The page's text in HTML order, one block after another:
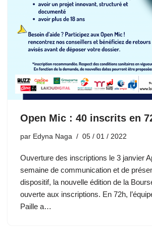
Open Mic : 40 inscrits en
par Edyna Naga 05 / 01 / 2022
Ouverture des inscriptions le 3 janvier
semaine de communication et de
dispositif, la nouvelle édition de la
ouverte aux inscriptions. En 72h,
Paille a…